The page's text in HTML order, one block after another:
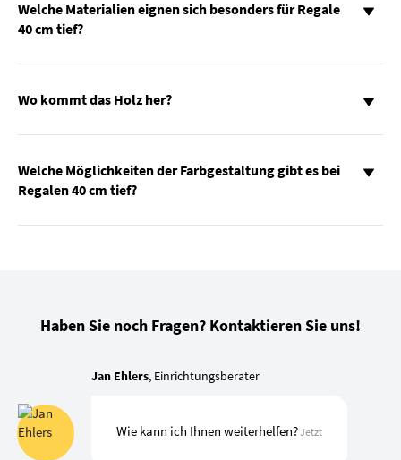
Welche Materialien eignen sich besonders für Regale
40 cm tief?
Wo kommt das Holz her?
Welche Möglichkeiten der Farbgestaltung gibt es bei
Regalen 40 cm tief?
Haben Sie noch Fragen? Kontaktieren Sie uns!
Jan Ehlers, Einrichtungsberater
Wie kann ich Ihnen weiterhelfen?Jetzt